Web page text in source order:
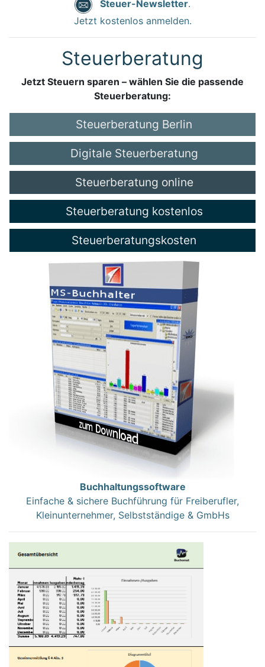
Steuer-Newsletter.
Jetzt kostenlos anmelden.
Steuerberatung
Jetzt Steuern sparen – wählen Sie die passende
Steuerberatung:
Steuerberatung Berlin
Digitale Steuerberatung
Steuerberatung online
Steuerberatung kostenlos
Steuerberatungskosten
Buchhaltungssoftware
Einfache & sichere Buchführung für Freiberufler,
Kleinunternehmer, Selbstständige & GmbHs